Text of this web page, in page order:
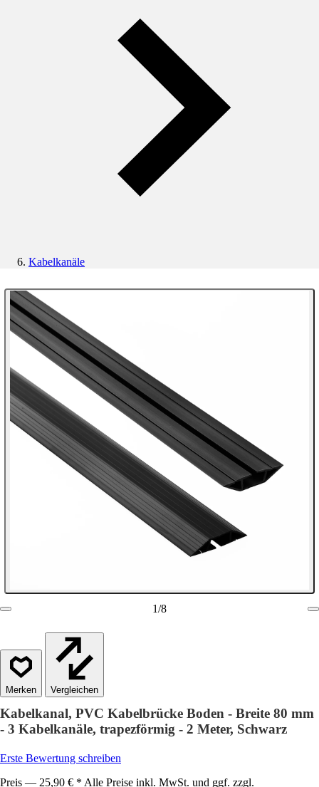
Kabelkanäle
1/8
Vergleichen
Kabelkanal, PVC Kabelbrücke Boden - Breite 80 mm
- 3 Kabelkanäle, trapezförmig - 2 Meter, Schwarz
Erste Bewertung schreiben
Preis — 25,90 € * Alle Preise inkl. MwSt. und ggf. zzgl.